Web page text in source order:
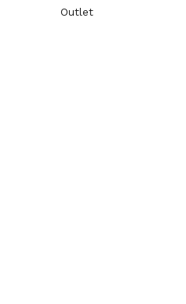
Outlet